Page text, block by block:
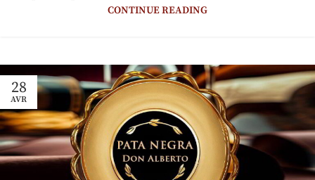
CONTINUE READING
28
AVR